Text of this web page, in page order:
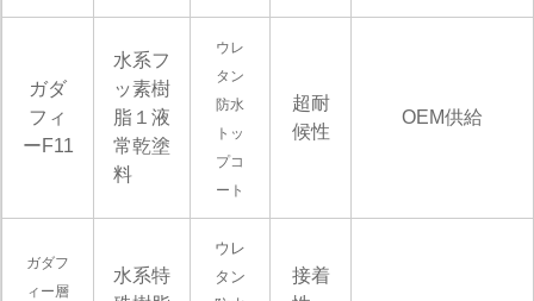
ガダ
フィ
ーF11
水系フ
ッ素樹
脂１液
常乾塗
料
ウレ
タン
防水
トッ
プコ
ート
超耐
候性
OEM供給
ガダフ
ィー層
水系特
ウレ
タン
接着